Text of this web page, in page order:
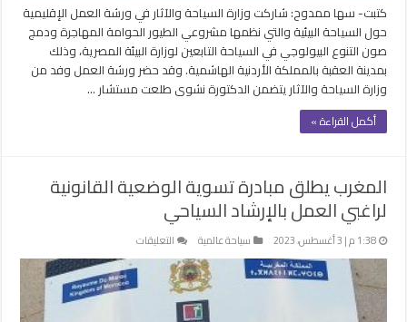
كتبت- سها ممدوح: شاركت وزارة السياحة والآثار في ورشة العمل الإقليمية
حول السياحة البيئية والتي نظمها مشروعي الطيور الحوامة المهاجرة ودمج
صون التنوع البيولوجي في السياحة التابعين لوزارة البيئة المصرية، وذلك
بمدينة العقبة بالمملكة الأردنية الهاشمية. وقد حضر ورشة العمل وفد من
وزارة السياحة والآثار يتضمن الدكتورة نشوى طلعت مستشار …
أكمل القراءة »
المغرب يطلق مبادرة تسوية الوضعية القانونية
لراغبي العمل بالإرشاد السياحي
1:38 م | 3 أغسطس، 2023 سياحة عالمية التعليقات
المغرب
يطلق
مبادرة